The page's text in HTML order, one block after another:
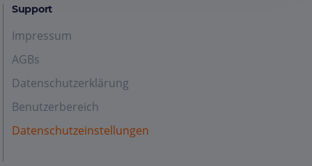
Support
Impressum
AGBs
Datenschutzerklärung
Benutzerbereich
Datenschutzeinstellungen